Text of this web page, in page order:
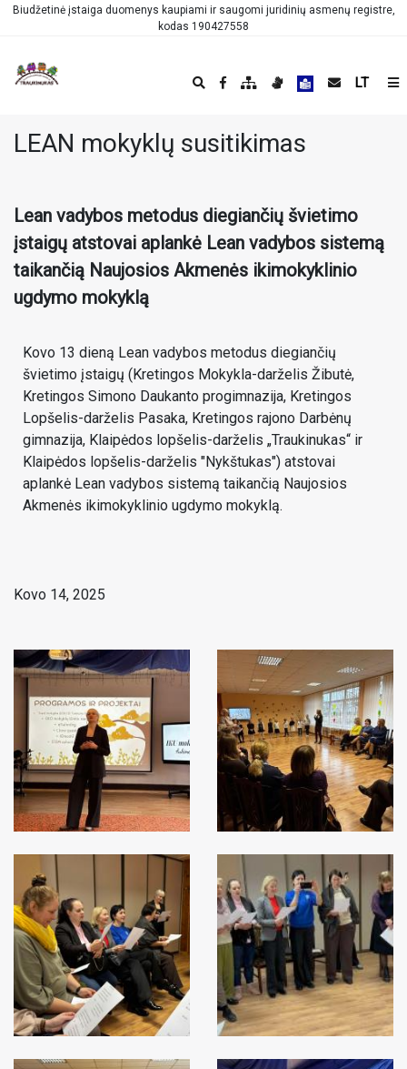
Biudžetinė įstaiga duomenys kaupiami ir saugomi juridinių asmenų registre,
kodas 190427558
LT
LEAN mokyklų susitikimas
Lean vadybos metodus diegiančių švietimo
įstaigų atstovai aplankė Lean vadybos sistemą
taikančią Naujosios Akmenės ikimokyklinio
ugdymo mokyklą
Kovo 13 dieną Lean vadybos metodus diegiančių
švietimo įstaigų (Kretingos Mokykla-darželis Žibutė,
Kretingos Simono Daukanto progimnazija, Kretingos
Lopšelis-darželis Pasaka, Kretingos rajono Darbėnų
gimnazija, Klaipėdos lopšelis-darželis „Traukinukas“ ir
Klaipėdos lopšelis-darželis "Nykštukas") atstovai
aplankė Lean vadybos sistemą taikančią Naujosios
Akmenės ikimokyklinio ugdymo mokyklą.
Kovo 14, 2025